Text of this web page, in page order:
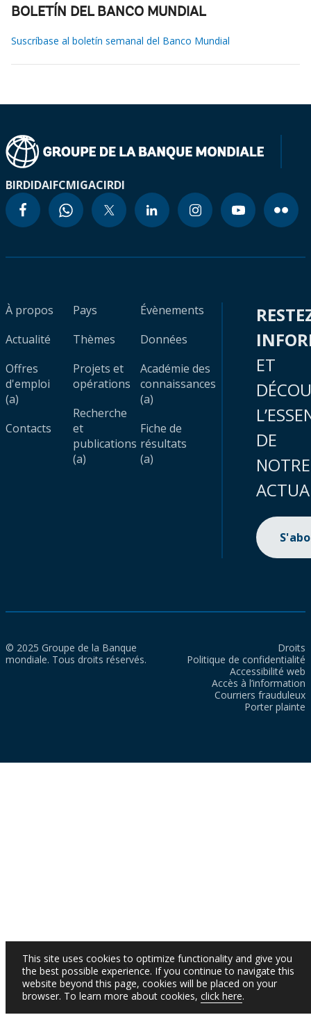
BOLETÍN DEL BANCO MUNDIAL
Suscríbase al boletín semanal del Banco Mundial
BIRDIDAIFCMIGACIRDI
À propos
Actualité
Offres
d'emploi
(a)
Contacts
Pays
Thèmes
Projets et
opérations
Recherche
et
publications
(a)
Évènements
Données
Académie des
connaissances
(a)
Fiche de
résultats
(a)
ET
DE
NOTRE
© 2025 Groupe de la Banque
mondiale. Tous droits réservés.
Droits
Politique de confidentialité
Accessibilité web
Accès à l’information
Courriers frauduleux
Porter plainte
This site uses cookies to optimize functionality and give you
the best possible experience. If you continue to navigate this
website beyond this page, cookies will be placed on your
browser. To learn more about cookies, click here.